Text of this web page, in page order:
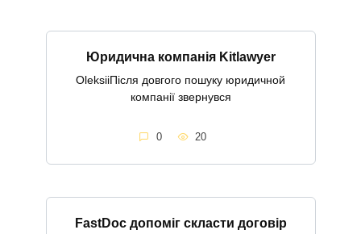
Юридична компанія Kitlawyer
OleksiiПісля довгого пошуку юридичной
компанії звернувся
0 20
FastDoc допоміг скласти договір